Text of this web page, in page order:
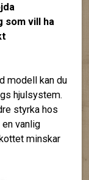
som vill ha
modell kan du
hjulsystem.
styrka hos
vanlig
minskar